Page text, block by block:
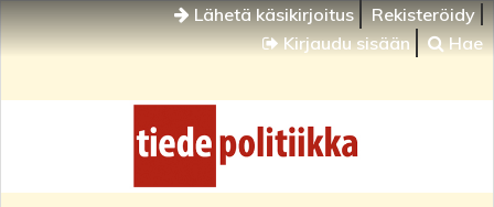
Lähetä käsikirjoitus
Rekisteröidy
Kirjaudu sisään
Hae